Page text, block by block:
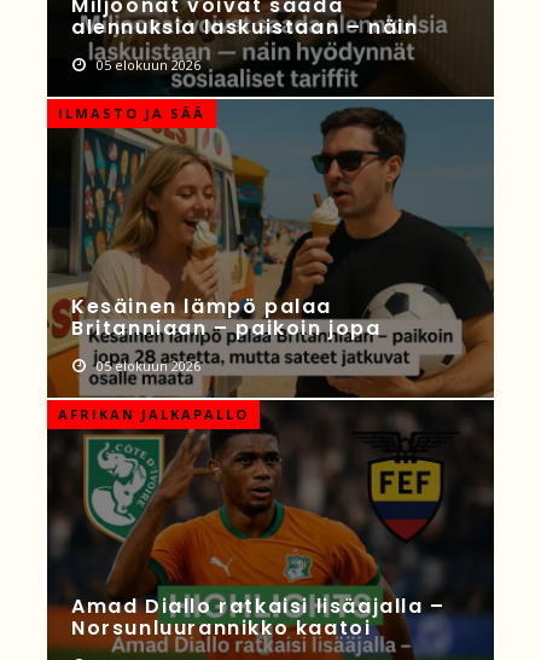
alennuksia laskuistaan – näin
05 elokuun 2026
ILMASTO JA SÄÄ
Kesäinen lämpö palaa
Britanniaan – paikoin jopa
05 elokuun 2026
AFRIKAN JALKAPALLO
Amad Diallo ratkaisi lisäajalla –
Norsunluurannikko kaatoi